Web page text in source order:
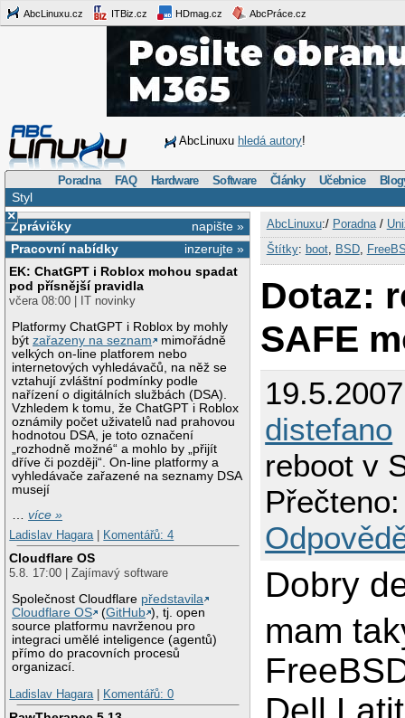
AbcLinuxu.cz ITBiz.cz HDmag.cz AbcPráce.cz
AbcLinuxu hledá autory!
Poradna FAQ Hardware Software Články Učebnice
Styl
×
napište »
Zprávičky
inzerujte »
Pracovní nabídky
EK: ChatGPT i Roblox mohou spadat
pod přísnější pravidla
včera 08:00 | IT novinky
Platformy ChatGPT i Roblox by mohly
býtzařazeny na seznam
mimořádně
velkých on-line platforem nebo
internetových vyhledávačů, na něž se
vztahují zvláštní podmínky podle
nařízení o digitálních službách (DSA).
Vzhledem k tomu, že ChatGPT i Roblox
oznámily počet uživatelů nad prahovou
hodnotou DSA, je toto označení
„rozhodně možné“ a mohlo by „přijít
dříve či později“. On-line platformy a
vyhledávače zařazené na seznamy DSA
musejí
…více »
Ladislav Hagara
Komentářů: 4
Cloudflare OS
5.8. 17:00 | Zajímavý software
Společnost Cloudflare představila
Cloudflare OS
(GitHub ), tj. open
source platformu navrženou pro
integraci umělé inteligence (agentů)
přímo do pracovních procesů
organizací.
Ladislav Hagara
Komentářů: 0
AbcLinuxu:/ Poradna/
Štítky: boot, BSD,
Dotaz:
SAFE
distefano
reboot v
Dobry
mam
Dell